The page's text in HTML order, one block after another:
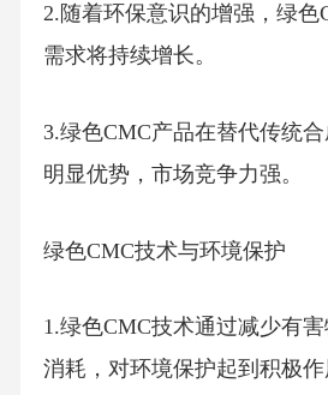
2.随着环保意识的增强，绿色
需求将持续增长。
3.绿色CMC产品在替代传统
明显优势，市场竞争力强。
绿色CMC技术与环境保护
1.绿色CMC技术通过减少有
消耗，对环境保护起到积极作